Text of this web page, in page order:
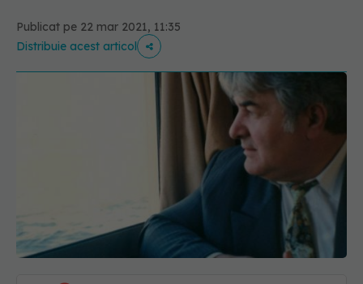
Publicat pe 22 mar 2021, 11:35
Distribuie acest articol